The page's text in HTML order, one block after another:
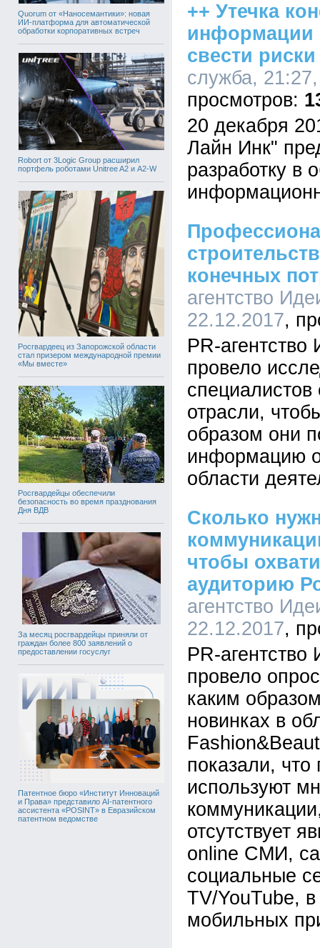
Quorum от «Наносемантики»: новая
ИИ-платформа для автоматической
обработки корпоративных встреч
Robort от 3Logic Group расширил
портфель роботами Unitree A2 и A2-W
Росгвардеец из Запорожской области
стал призером международной премии
«Мы вместе»
Росгвардейцы обеспечили
безопасность во время празднования
Дня ВДВ
За месяц росгвардейцы приняли от
граждан более 800 заявлений о
предоставлении госуслуг
Патентное бюро «Институт Инноваций
и Права» представило AI-патентного
ассистента «POSINT» в Евразийском
патентном ведомстве
++ Утечка
информации
свести
служба,
20 декабря
Лайн Инк"
разработку в
конечных
агентство
22.12.2017
PR-
провело
специалистов
отрасли,
образом они
информацию
области
Сколько
чтобы
аудиторию
агентство
22.12.2017
PR-
провело
каким
новинках в
показали, что
используют
отсутствует
online СМИ,
социальные
TV/YouTube,
мобильных